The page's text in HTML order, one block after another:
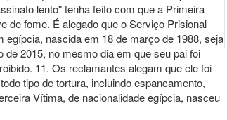
lento" tenha feito com que a Primeira
de fome. É alegado que o Serviço Prisional
nascida em 18 de março de 1988, seja
2015, no mesmo dia em que seu pai foi
11. Os reclamantes alegam que ele foi
tipo de tortura, incluindo espancamento,
Vítima, de nacionalidade egípcia, nasceu